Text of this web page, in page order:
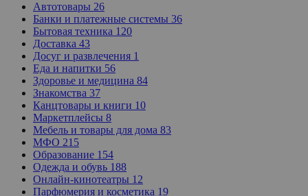
Автотовары 26
Банки и платежные системы 36
Бытовая техника 120
Доставка 43
Досуг и развлечения 1
Еда и напитки 56
Здоровье и медицина 84
Знакомства 37
Канцтовары и книги 10
Маркетплейсы 8
Мебель и товары для дома 83
МФО 215
Образование 154
Одежда и обувь 188
Онлайн-кинотеатры 12
Парфюмерия и косметика 19